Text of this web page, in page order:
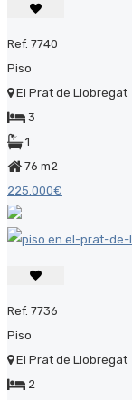
Ref. 7740
Piso
El Prat de Llobregat
3
1
76 m2
225.000€
Ref. 7736
Piso
El Prat de Llobregat
2